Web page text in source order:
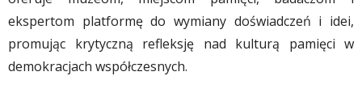
ekspertom platformę do wymiany doświadczeń i idei,
promując krytyczną refleksję nad kulturą pamięci w
demokracjach współczesnych.